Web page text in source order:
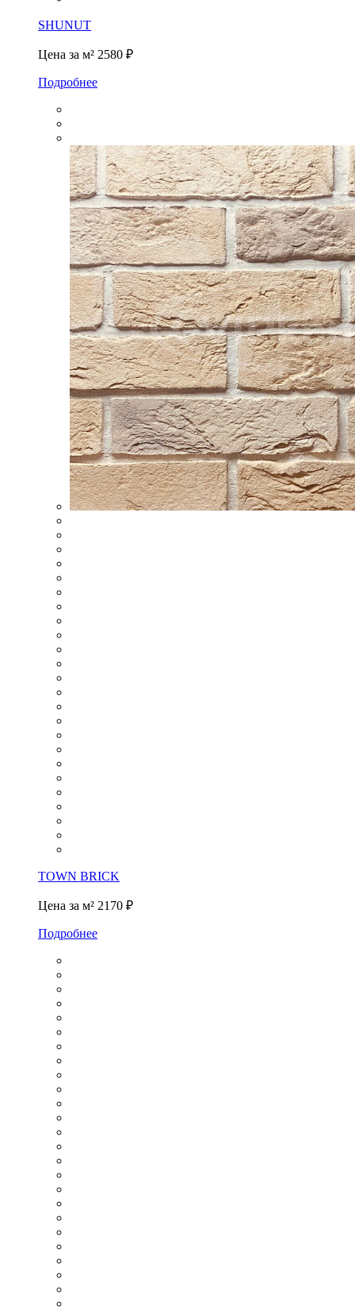
SHUNUT
Цена за м² 2580 ₽
Подробнее
TOWN BRICK
Цена за м² 2170 ₽
Подробнее